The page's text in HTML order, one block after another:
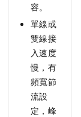
容。
單線或
雙線接
入速度
慢，有
頻寬節
流設
定，峰